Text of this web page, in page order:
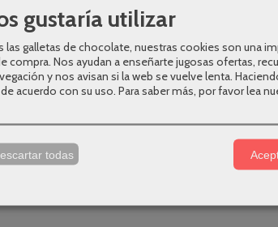
gustaría utilizar
las galletas de chocolate, nuestras cookies son una
compra. Nos ayudan a enseñarte jugosas ofertas,
y nos avisan si la web se vuelve lenta.
acuerdo con su uso. Para saber más, por favor lea
todas